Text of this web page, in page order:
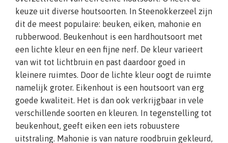
keuze uit diverse houtsoorten. In Steenokkerzeel zijn
dit de meest populaire: beuken, eiken, mahonie en
rubberwood. Beukenhout is een hardhoutsoort met
een lichte kleur en een fijne nerf. De kleur varieert
van wit tot lichtbruin en past daardoor goed in
kleinere ruimtes. Door de lichte kleur oogt de ruimte
namelijk groter. Eikenhout is een houtsoort van erg
goede kwaliteit. Het is dan ook verkrijgbaar in vele
verschillende soorten en kleuren. In tegenstelling tot
beukenhout, geeft eiken een iets robuustere
uitstraling. Mahonie is van nature roodbruin gekleurd,